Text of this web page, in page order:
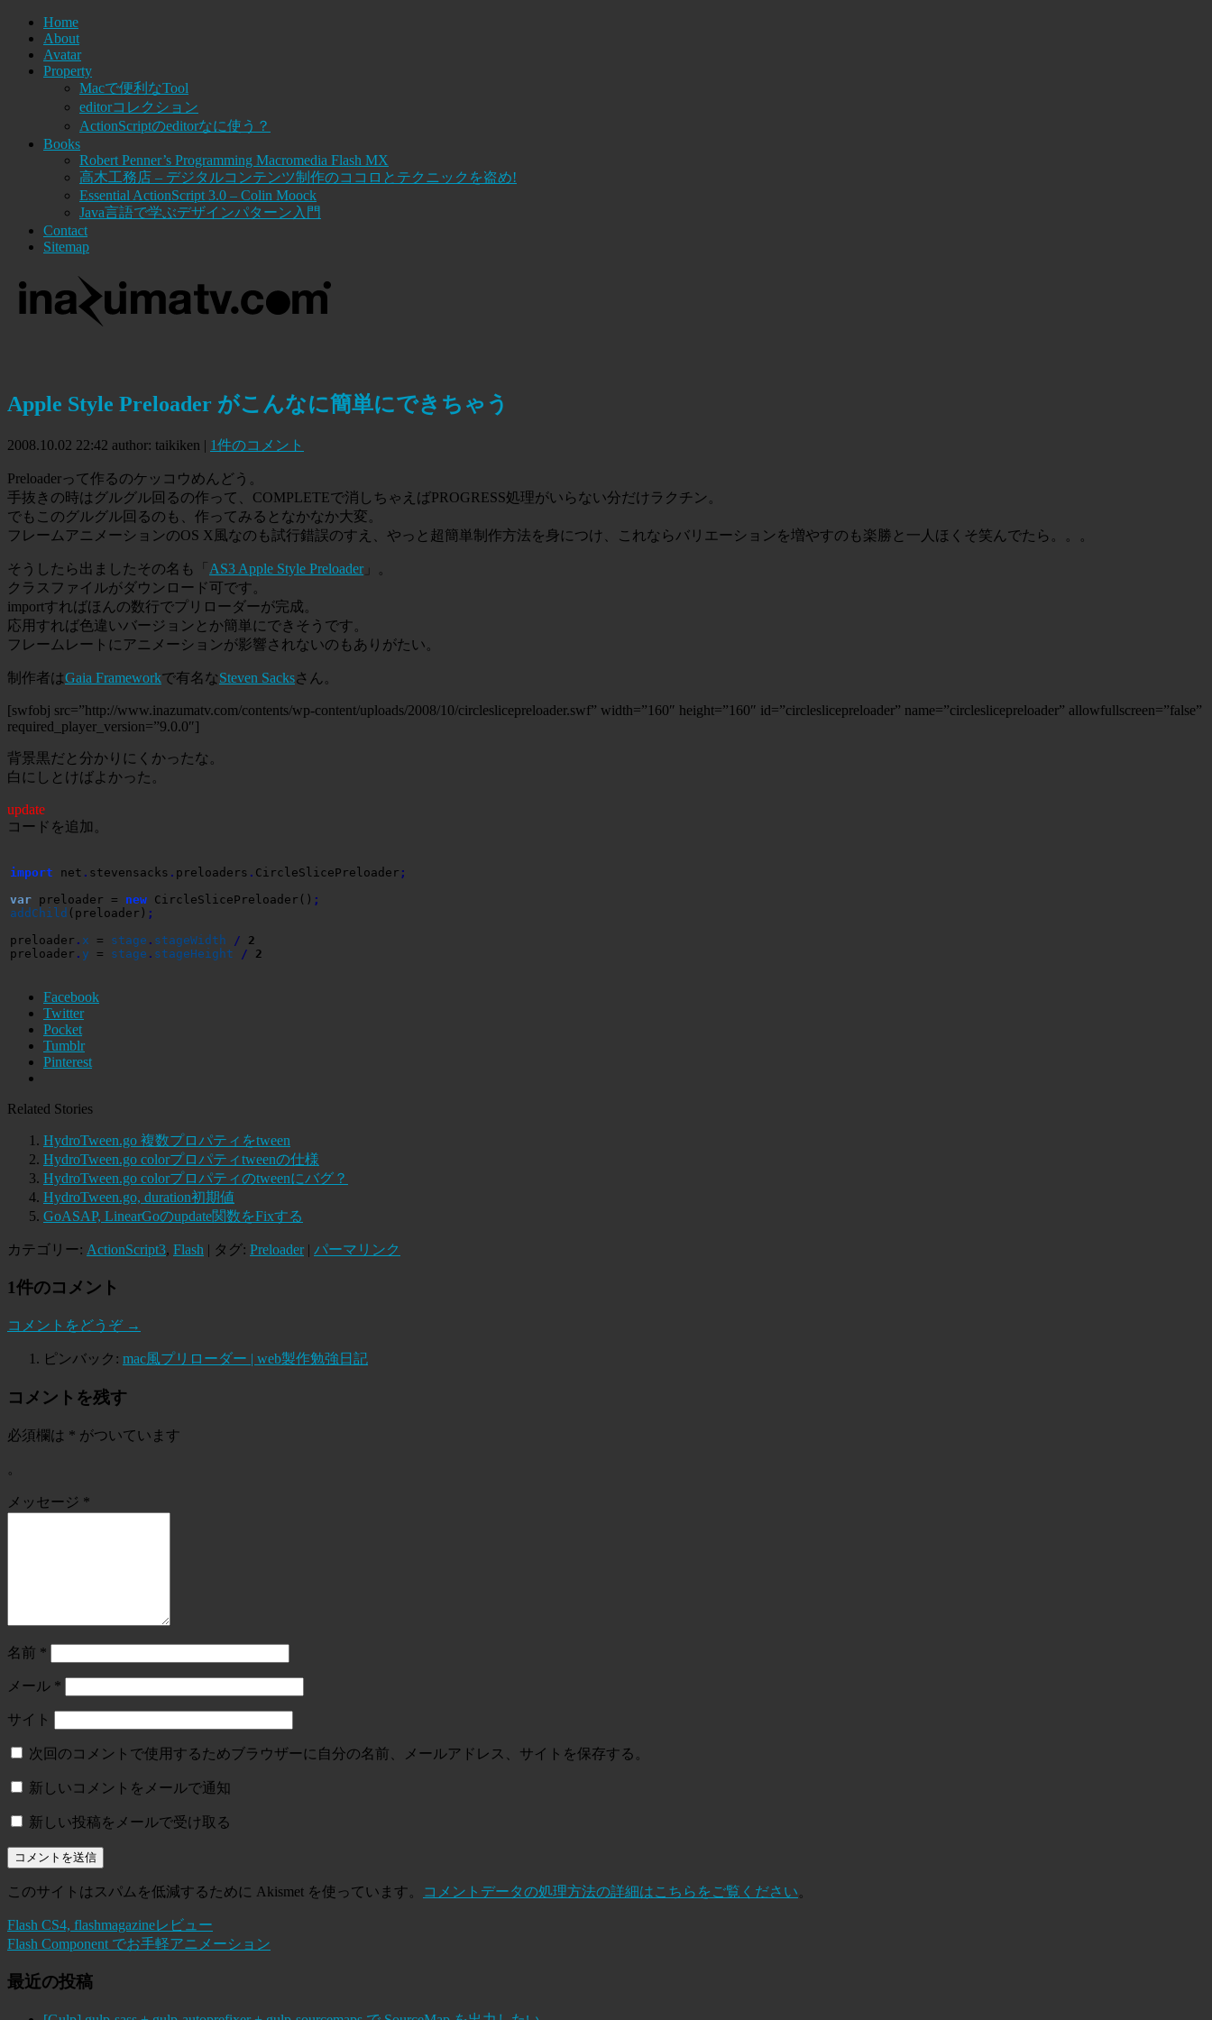
Home
About
Avatar
Property
Macで便利なTool
editorコレクション
ActionScriptのeditorなに使う？
Books
Robert Penner’s Programming Macromedia Flash MX
高木工務店 – デジタルコンテンツ制作のココロとテクニックを盗め!
Essential ActionScript 3.0 – Colin Moock
Java言語で学ぶデザインパターン入門
Contact
Sitemap
Apple Style Preloader がこんなに簡単にできちゃう
2008.10.02 22:42 author: taikiken | 1件のコメント
Preloaderって作るのケッコウめんどう。
手抜きの時はグルグル回るの作って、COMPLETEで消しちゃえばPROGRESS処理がいらない分だけラクチン。
でもこのグルグル回るのも、作ってみるとなかなか大変。
フレームアニメーションのOS X風なのも試行錯誤のすえ、やっと超簡単制作方法を身につけ、これならバリエーションを増やすのも楽勝と一人ほくそ笑んでたら。。。
そうしたら出ましたその名も「 AS3 Apple Style Preloader」。
クラスファイルがダウンロード可です。
importすればほんの数行でプリローダーが完成。
応用すれば色違いバージョンとか簡単にできそうです。
フレームレートにアニメーションが影響されないのもありがたい。
制作者はGaia Frameworkで有名なSteven Sacksさん。
[swfobj src=”http://www.inazumatv.com/contents/wp-content/uploads/2008/10/circleslicepreloader.swf” width=”160″ height=”160″ id=”circleslicepreloader” name=”circleslicepreloader” allowfullscreen=”false”
required_player_version=”9.0.0″]
背景黒だと分かりにくかったな。
白にしとけばよかった。
update
コードを追加。
import net . stevensacks . preloaders . CircleSlicePreloader ;
var preloader = new CircleSlicePreloader ( ) ;
addChild ( preloader ) ;
preloader . x = stage . stageWidth /
2
preloader . y = stage . stageHeight / 2
Facebook
Twitter
Pocket
Tumblr
Pinterest
Related Stories
HydroTween.go 複数プロパティをtween
HydroTween.go colorプロパティtweenの仕様
HydroTween.go colorプロパティのtweenにバグ？
HydroTween.go, duration初期値
GoASAP, LinearGoのupdate関数をFixする
カテゴリー: ActionScript3, Flash | タグ: Preloader| パーマリンク
1件のコメント
コメントをどうぞ →
ピンバック: mac風プリローダー | web製作勉強日記
コメントを残す
必須欄は * がついています
。
メッセージ *
名前 *
メール *
サイト
次回のコメントで使用するためブラウザーに自分の名前、メールアドレス、サイトを保存する。
新しいコメントをメールで通知
新しい投稿をメールで受け取る
このサイトはスパムを低減するために Akismet を使っています。 コメントデータの処理方法の詳細はこちらをご覧ください。
Flash CS4, flashmagazineレビュー
Flash Component でお手軽アニメーション
最近の投稿